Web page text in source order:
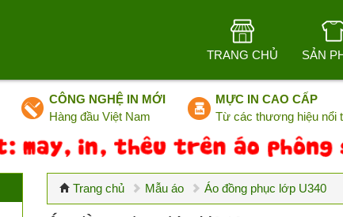
TRANG CHỦ SẢN
CÔNG NGHỆ IN MỚI
Hàng đầu Việt Nam
MỰC IN CAO CẤP
Từ các thương hiệu nổi
Trang chủ Mẫu áo Áo đồng phục lớp U340